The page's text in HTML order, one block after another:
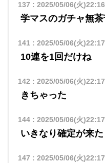
137 : 2025/05/06(火
学マスのガチャ無
141 : 2025/05/06(火
10連を1回だけね
142 : 2025/05/06(火
きちゃった
144: 2025/05/06(火
いきなり確定が来た
147 : 2025/05/06(火